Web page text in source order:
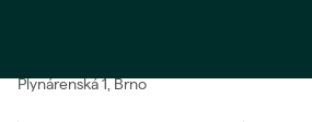
Plynárenská1, Brno